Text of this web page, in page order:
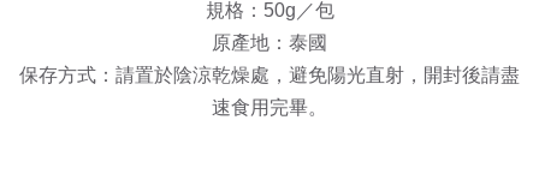
規格：50g／包
原產地：泰國
保存方式：請置於陰涼乾燥處，避免陽光直射，開封後請盡
速食用完畢。